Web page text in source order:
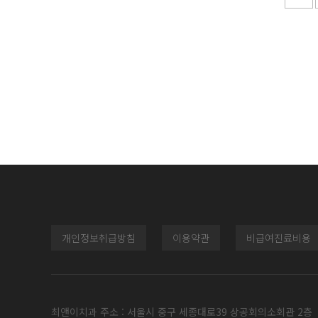
개인정보취급방침 이용약관 비급여진료비용
최앤이치과 주소 : 서울시 중구 세종대로39 상공회의소회관 2층